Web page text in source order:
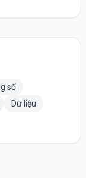
số
Dữ liệu